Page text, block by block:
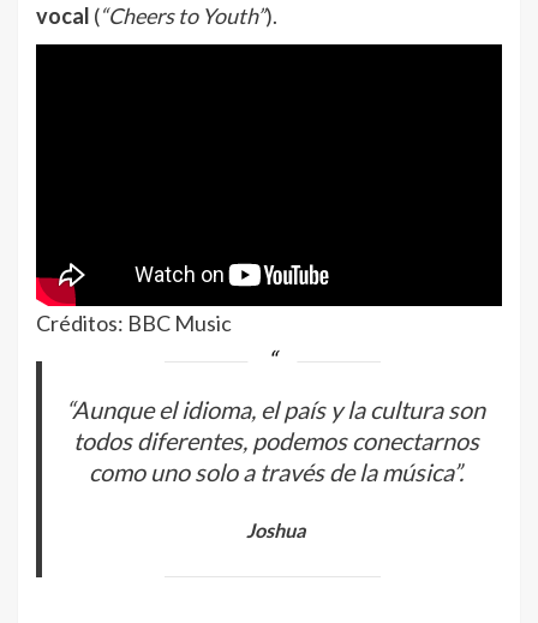
vocal (“Cheers to Youth”).
Créditos: BBC Music
“Aunque el idioma, el país y la cultura son
todos diferentes, podemos conectarnos
como uno solo a través de la música”.
Joshua